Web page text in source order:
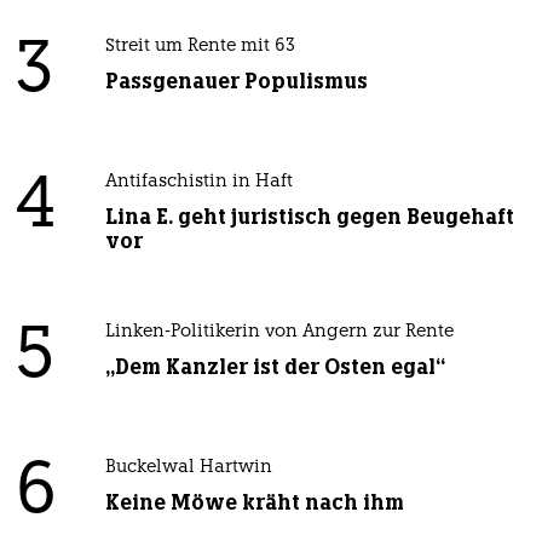
3 Streit um Rente mit 63
Passgenauer Populismus
4 Antifaschistin in Haft
Lina E. geht juristisch gegen Beugehaft
vor
5 Linken-Politikerin von Angern zur Rente
„Dem Kanzler ist der Osten egal“
6 Buckelwal Hartwin
Keine Möwe kräht nach ihm